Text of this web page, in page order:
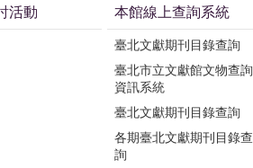
活動 本館線上查詢系統
臺北文獻期刊目錄查詢
臺北市立文獻館文物查詢
資訊系統
臺北文獻期刊目錄查詢
各期臺北文獻期刊目錄查
詢